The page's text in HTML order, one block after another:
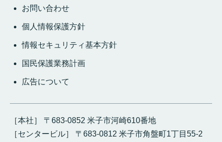
お問い合わせ
個人情報保護方針
情報セキュリティ基本方針
国民保護業務計画
広告について
［本社］ 〒683-0852 米子市河崎610番地
［センタービル］ 〒683-0812 米子市角盤町1丁目55-2